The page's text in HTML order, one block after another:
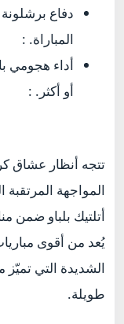
دفاع
المباراة. :
أداء هجومي
أو أكثر. :
تتجه أنظار عشاق
المواجهة
أتلتيك بلباو ضمن
يُعد من أقوى
الشديدة التي
طويلة.